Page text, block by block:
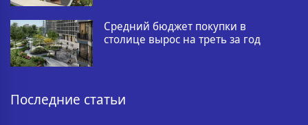
Средний бюджет покупки в
столице вырос на треть за год
Последние статьи